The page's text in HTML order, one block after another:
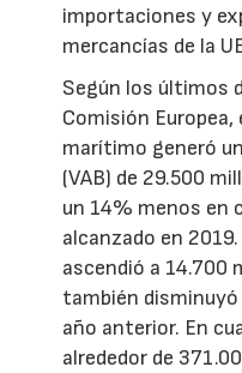
importaciones y
mercancías de la
Según los últimos
Comisión
marítimo generó
(VAB) de 29.500
un 14% menos en
alcanzado en
ascendió a 14.700
también
año anterior. En
alrededor de